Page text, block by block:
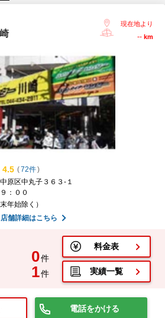
現在地より
-- km
4.5 (72件)
原区中丸子３６３-１
：００
年始除く）
店舗詳細はこちら
0件
1件
料金表
実績一覧
電話をかける